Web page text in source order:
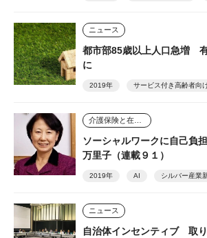
ニュース
都市部85歳以上人口急増
に
2019年 サービス付き高齢者向
ソーシャルワークに自己負
万里子（連載９１）
2019年 AI シルバー産業
ニュース
自治体インセンティブ 取